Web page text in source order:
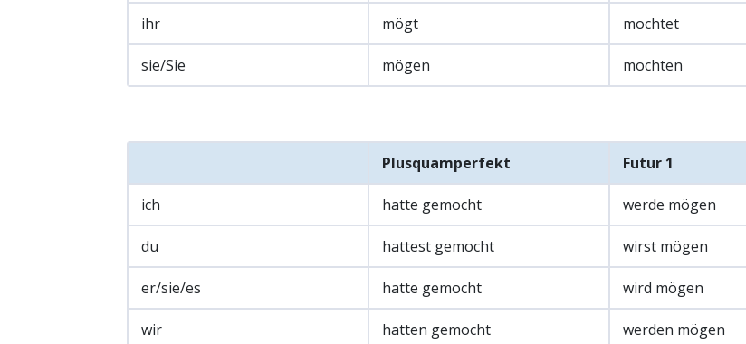
ihr mögt mochtet
sie/Sie mögen mochten
Plusquamperfekt Futur 1
ich hatte gemocht werde mögen
du hattest gemocht wirst mögen
er/sie/es hatte gemocht wird mögen
wir hatten gemocht werden mögen